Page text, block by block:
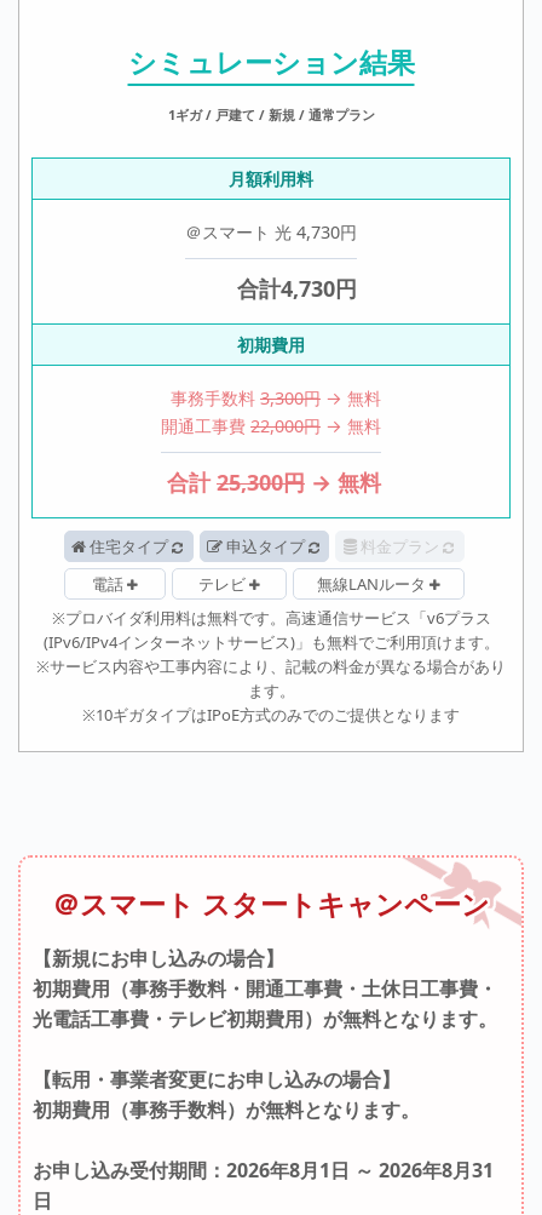
シミュレーション結果
1ギガ / 戸建て / 新規 / 通常プラン
月額利用料
＠スマート 光 4,730円
合計4,730円
初期費用
事務手数料 3,300円 → 無料
開通工事費 22,000円 → 無料
合計25,300円 → 無料
住宅タイプ 申込タイプ
料金プラン
電話
テレビ
無線LANルータ
※プロバイダ利用料は無料です。高速通信サービス「v6プラス
(IPv6/IPv4インターネットサービス)」も無料でご利用頂けます。
※サービス内容や工事内容により、記載の料金が異なる場合があり
ます。
※10ギガタイプはIPoE方式のみでのご提供となります
＠スマート スタートキャンペーン
【新規にお申し込みの場合】
初期費用（事務手数料・開通工事費・土休日工事費・
光電話工事費・テレビ初期費用）が無料となります。
【転用・事業者変更にお申し込みの場合】
初期費用（事務手数料）が無料となります。
お申し込み受付期間：2026年8月1日 ～ 2026年8月31
日